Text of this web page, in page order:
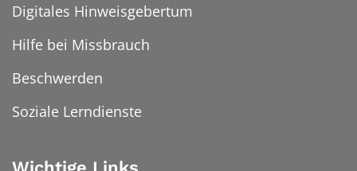
Digitales Hinweisgebertum
Hilfe bei Missbrauch
Beschwerden
Soziale Lerndienste